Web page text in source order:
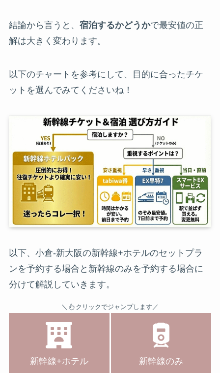
結論から言うと、 宿泊するかどうかで最安値の正
解は大きく変わります。
以下のチャートを参考にして、目的に合ったチケ
ットを選んでみてくださいね！
以下、小倉-新大阪の新幹線+ホテルのセットプラ
ンを予約する場合と新幹線のみを予約する場合に
分けて解説していきます。
＼ クリックでジャンプします／
新幹線+ホテル 新幹線のみ